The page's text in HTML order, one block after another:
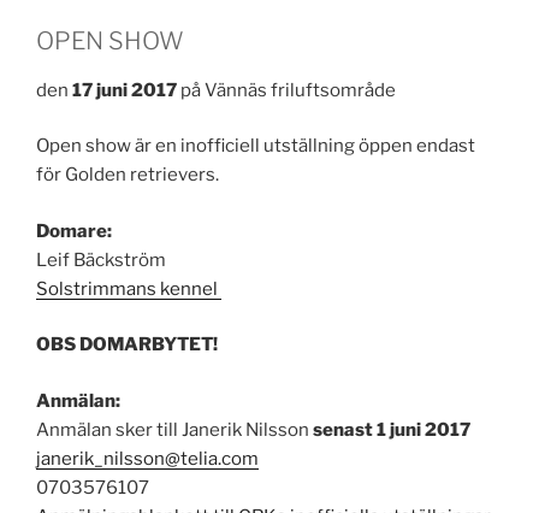
OPEN SHOW
den 17 juni 2017 på Vännäs friluftsområde
Open show är en inofficiell utställning öppen endast
för Golden retrievers.
Domare:
Leif Bäckström
Solstrimmans kennel
OBS DOMARBYTET!
Anmälan:
Anmälan sker till Janerik Nilsson senast 1 juni 2017
janerik_nilsson@telia.com
0703576107